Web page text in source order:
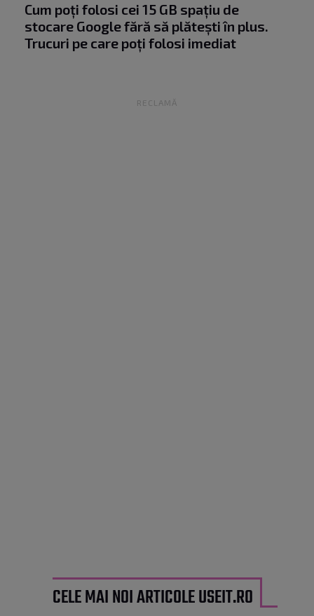
Cum poți folosi cei 15 GB spațiu de
stocare Google fără să plătești în plus.
Trucuri pe care poți folosi imediat
RECLAMĂ
CELE MAI NOI ARTICOLE USEIT.RO